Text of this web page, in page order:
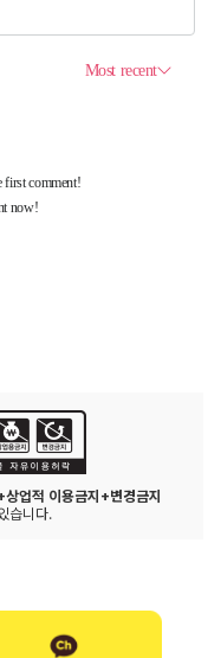
업적 이용금지+변경금지
습니다.